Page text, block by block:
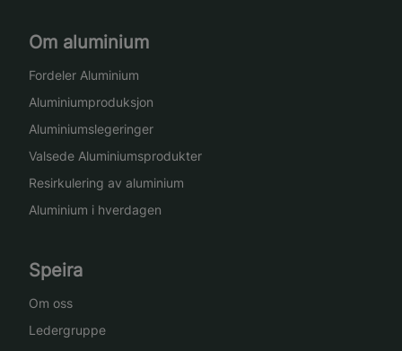
Om aluminium
Fordeler Aluminium
Aluminiumproduksjon
Aluminiumslegeringer
Valsede Aluminiumsprodukter
Resirkulering av aluminium
Aluminium i hverdagen
Speira
Om oss
Ledergruppe